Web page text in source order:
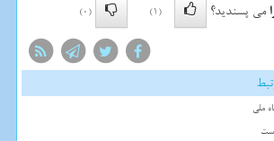
می پسندید؟
(1)
(0)
ملی